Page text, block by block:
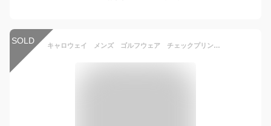
SOLD キャロウェイ メンズ ゴルフウェア チェックプリント 裏起毛 ボタンダウン 長袖 ポロシャツ C21233107 M-3L 【あす楽対応】